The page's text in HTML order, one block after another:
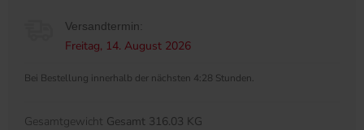
Versandtermin:
Freitag, 14. August 2026
Bei Bestellung innerhalb der nächsten 4:28 Stunden.
Gesamtgewicht Gesamt 316.03 KG